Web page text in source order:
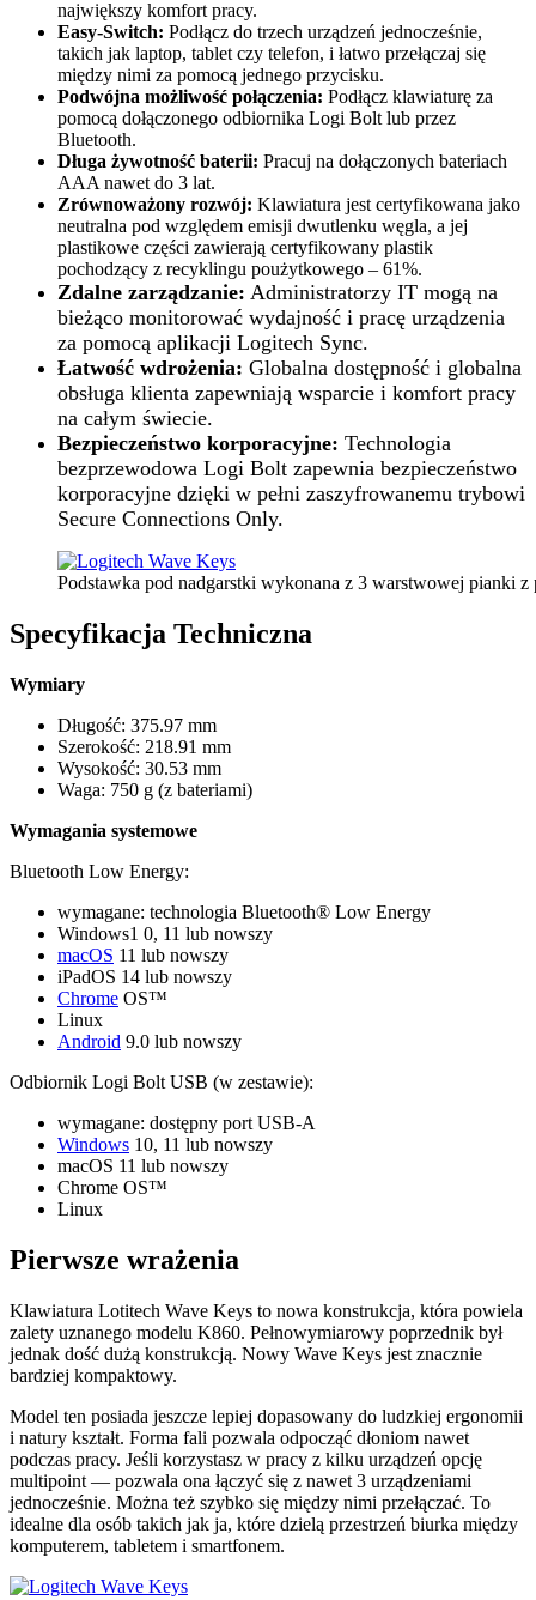
największy komfort pracy.
Easy-Switch: Podłącz do trzech urządzeń jednocześnie,
takich jak laptop, tablet czy telefon, i łatwo przełączaj się
między nimi za pomocą jednego przycisku.
Podwójna możliwość połączenia: Podłącz klawiaturę za
pomocą dołączonego odbiornika Logi Bolt lub przez
Bluetooth.
Długa żywotność baterii: Pracuj na dołączonych bateriach
AAA nawet do 3 lat.
Zrównoważony rozwój: Klawiatura jest certyfikowana jako
neutralna pod względem emisji dwutlenku węgla, a jej
plastikowe części zawierają certyfikowany plastik
pochodzący z recyklingu poużytkowego – 61%.
Zdalne zarządzanie: Administratorzy IT mogą na
bieżąco monitorować wydajność i pracę urządzenia
za pomocą aplikacji Logitech Sync.
Łatwość wdrożenia: Globalna dostępność i globalna
obsługa klienta zapewniają wsparcie i komfort pracy
na całym świecie.
Bezpieczeństwo korporacyjne: Technologia
bezprzewodowa Logi Bolt zapewnia bezpieczeństwo
korporacyjne dzięki w pełni zaszyfrowanemu trybowi
Secure Connections Only.
Podstawka pod nadgarstki wykonana z 3 warstwowej pianki z
Specyfikacja Techniczna
Wymiary
Długość: 375.97 mm
Szerokość: 218.91 mm
Wysokość: 30.53 mm
Waga: 750 g (z bateriami)
Wymagania systemowe
Bluetooth Low Energy:
wymagane: technologia Bluetooth® Low Energy
Windows1 0, 11 lub nowszy
macOS 11 lub nowszy
iPadOS 14 lub nowszy
Chrome OS™
Linux
Android 9.0 lub nowszy
Odbiornik Logi Bolt USB (w zestawie):
wymagane: dostępny port USB-A
Windows 10, 11 lub nowszy
macOS 11 lub nowszy
Chrome OS™
Linux
Pierwsze wrażenia
Klawiatura Lotitech Wave Keys to nowa konstrukcja, która powiela
zalety uznanego modelu K860. Pełnowymiarowy poprzednik był
jednak dość dużą konstrukcją. Nowy Wave Keys jest znacznie
bardziej kompaktowy.
Model ten posiada jeszcze lepiej dopasowany do ludzkiej ergonomii
i natury kształt. Forma fali pozwala odpocząć dłoniom nawet
podczas pracy. Jeśli korzystasz w pracy z kilku urządzeń opcję
multipoint — pozwala ona łączyć się z nawet 3 urządzeniami
jednocześnie. Można też szybko się między nimi przełączać. To
idealne dla osób takich jak ja, które dzielą przestrzeń biurka między
komputerem, tabletem i smartfonem.